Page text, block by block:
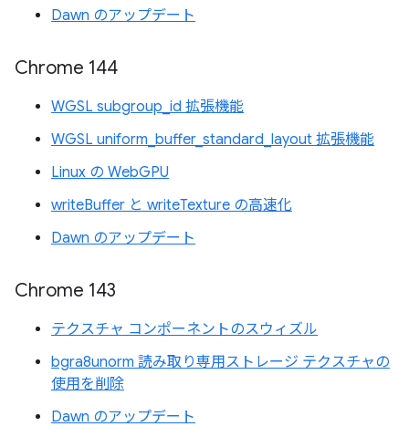
Dawn のアップデート
Chrome 144
WGSL subgroup_id 拡張機能
WGSL uniform_buffer_standard_layout 拡張機能
Linux の WebGPU
writeBuffer と writeTexture の高速化
Dawn のアップデート
Chrome 143
テクスチャ コンポーネントのスウィズル
bgra8unorm 読み取り専用ストレージ テクスチャの
使用を削除
Dawn のアップデート